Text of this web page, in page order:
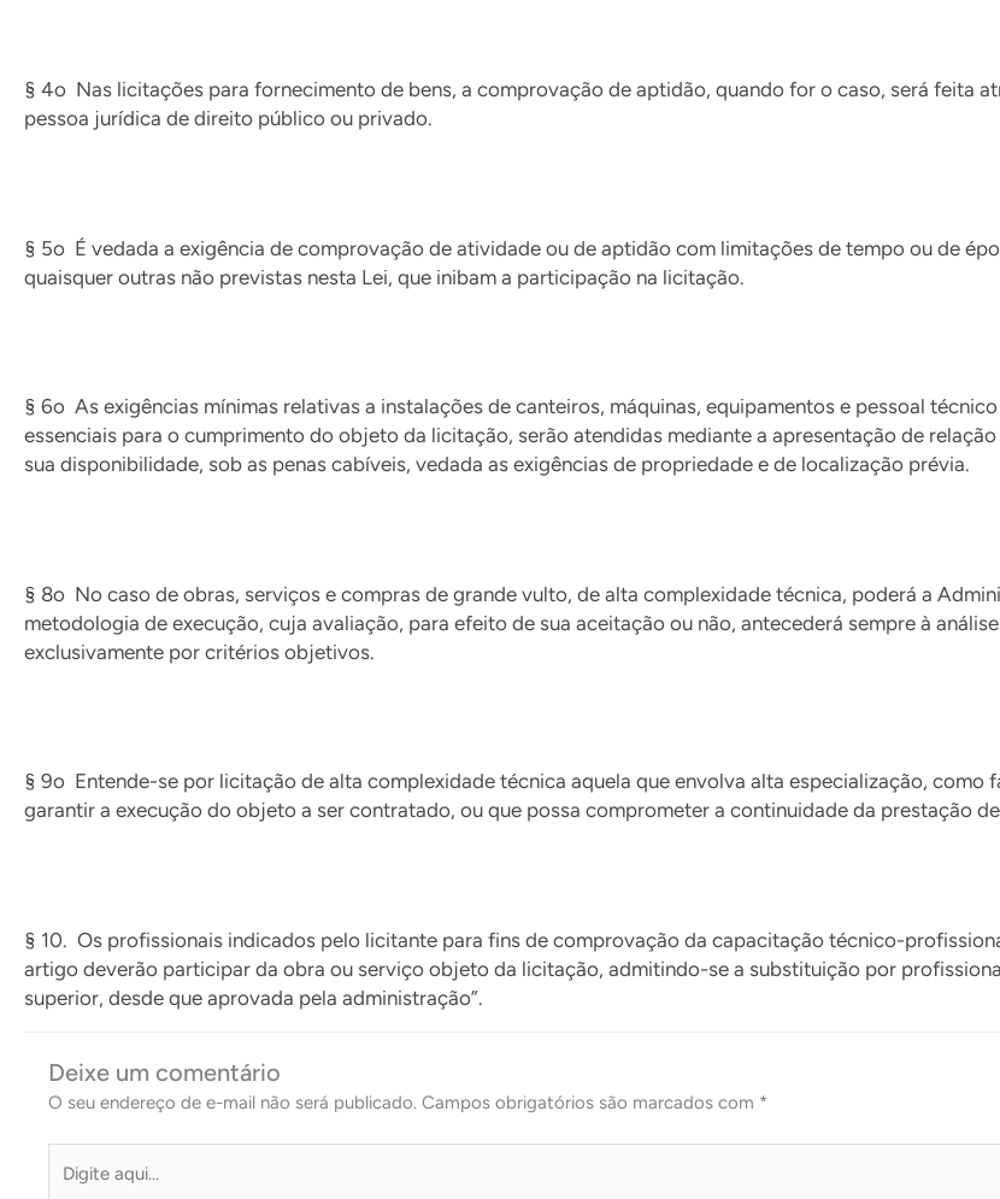
§ 4o Nas licitações para fornecimento de bens, a comprovação de aptidão, quando for o caso, será feita
pessoa jurídica de direito público ou privado.
§ 5o É vedada a exigência de comprovação de atividade ou de aptidão com limitações de tempo ou de
quaisquer outras não previstas nesta Lei, que inibam a participação na licitação.
§ 6o As exigências mínimas relativas a instalações de canteiros, máquinas, equipamentos e pessoal
essenciais para o cumprimento do objeto da licitação, serão atendidas mediante a apresentação de
sua disponibilidade, sob as penas cabíveis, vedada as exigências de propriedade e de localização prévia.
§ 8o No caso de obras, serviços e compras de grande vulto, de alta complexidade técnica, poderá a
metodologia de execução, cuja avaliação, para efeito de sua aceitação ou não, antecederá sempre à
exclusivamente por critérios objetivos.
§ 9o Entende-se por licitação de alta complexidade técnica aquela que envolva alta especialização, como
garantir a execução do objeto a ser contratado, ou que possa comprometer a continuidade da prestação
§ 10. Os profissionais indicados pelo licitante para fins de comprovação da capacitação técnico-
artigo deverão participar da obra ou serviço objeto da licitação, admitindo-se a substituição por
superior, desde que aprovada pela administração”.
Deixe um comentário
O seu endereço de e-mail não será publicado. Campos obrigatórios são marcados com *
aqui...